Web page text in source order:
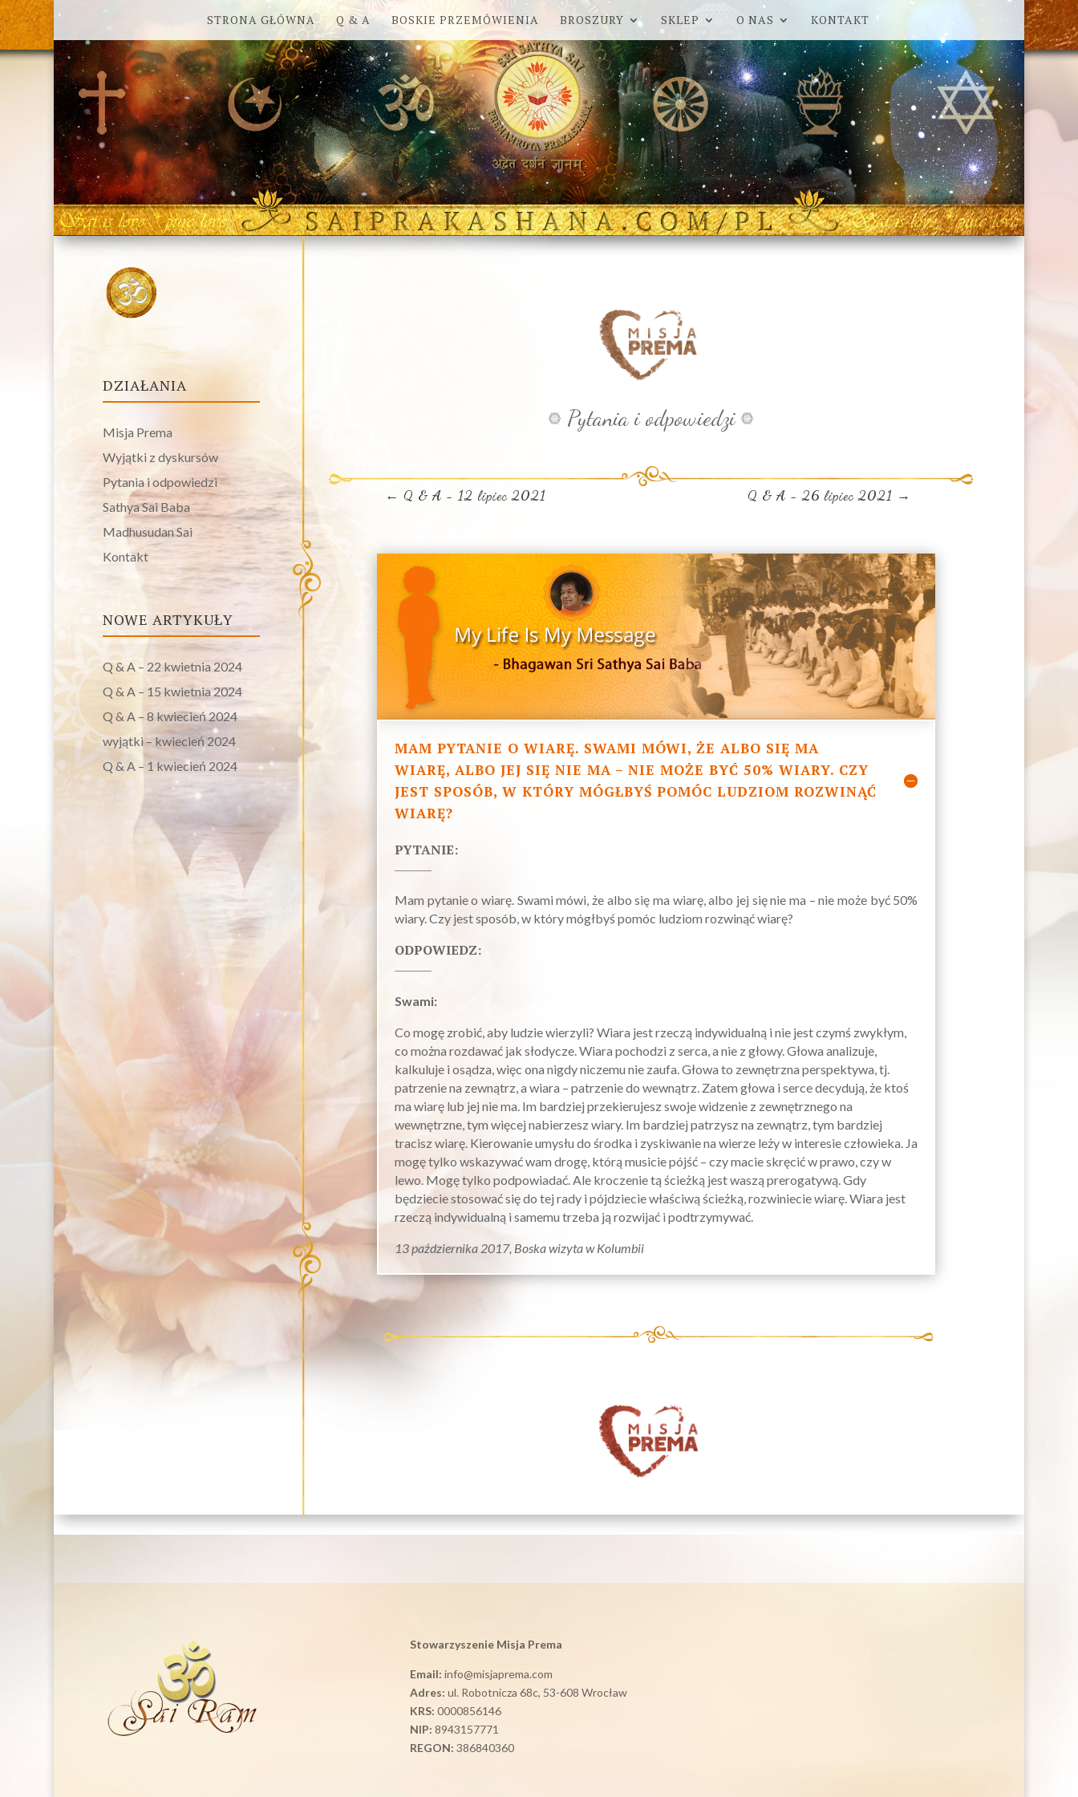
STRONA GŁÓWNA Q & A BOSKIE PRZEMÓWIENIA BROSZURY SKLEP O NAS KONTAKT
DZIAŁANIA
Misja Prema
Wyjątki z dyskursów
Pytania i odpowiedzi
Sathya Sai Baba
Madhusudan Sai
Kontakt
NOWE ARTYKUŁY
Q & A – 22 kwietnia 2024
Q & A – 15 kwietnia 2024
Q & A – 8 kwiecień 2024
wyjątki – kwiecień 2024
Q & A – 1 kwiecień 2024
Pytania i odpowiedzi
← Q & A - 12 lipiec 2021 Q & A - 26 lipiec 2021 →
MAM PYTANIE O WIARĘ. SWAMI MÓWI, ŻE ALBO SIĘ MA
WIARĘ, ALBO JEJ SIĘ NIE MA – NIE MOŻE BYĆ 50% WIARY. CZY
JEST SPOSÓB, W KTÓRY MÓGŁBYŚ POMÓC LUDZIOM ROZWINĄĆ
WIARĘ?
PYTANIE:
Mam pytanie o wiarę. Swami mówi, że albo się ma wiarę, albo jej się nie ma – nie może być 50%
wiary. Czy jest sposób, w który mógłbyś pomóc ludziom rozwinąć wiarę?
ODPOWIEDZ:
Swami:
Co mogę zrobić, aby ludzie wierzyli? Wiara jest rzeczą indywidualną i nie jest czymś zwykłym,
co można rozdawać jak słodycze. Wiara pochodzi z serca, a nie z głowy. Głowa analizuje,
kalkuluje i osądza, więc ona nigdy niczemu nie zaufa. Głowa to zewnętrzna perspektywa, tj.
patrzenie na zewnątrz, a wiara – patrzenie do wewnątrz. Zatem głowa i serce decydują, że ktoś
ma wiarę lub jej nie ma. Im bardziej przekierujesz swoje widzenie z zewnętrznego na
wewnętrzne, tym więcej nabierzesz wiary. Im bardziej patrzysz na zewnątrz, tym bardziej
tracisz wiarę. Kierowanie umysłu do środka i zyskiwanie na wierze leży w interesie człowieka. Ja
mogę tylko wskazywać wam drogę, którą musicie pójść – czy macie skręcić w prawo, czy w
lewo. Mogę tylko podpowiadać. Ale kroczenie tą ścieżką jest waszą prerogatywą. Gdy
będziecie stosować się do tej rady i pójdziecie właściwą ścieżką, rozwiniecie wiarę. Wiara jest
rzeczą indywidualną i samemu trzeba ją rozwijać i podtrzymywać.
13 października 2017, Boska wizyta w Kolumbii
Stowarzyszenie Misja Prema
Email: info@misjaprema.com
Adres: ul. Robotnicza 68c, 53-608 Wrocław
KRS: 0000856146
NIP: 8943157771
REGON: 386840360